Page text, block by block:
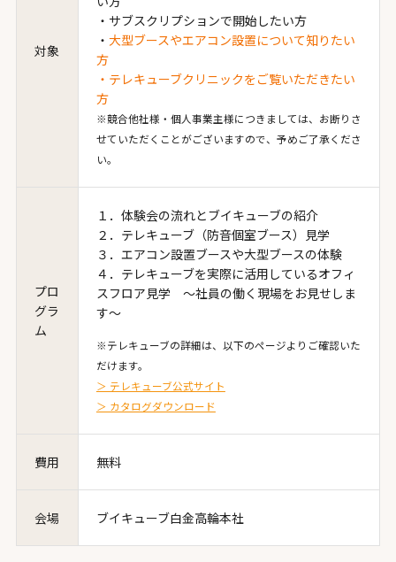
対象
・サブスクリプションで開始したい方
・ 大型ブースやエアコン設置について知りたい
方
・テレキューブクリニックをご覧いただきたい
方
※競合他社様・個人事業主様につきましては、お断りさ
せていただくことがございますので、予めご了承くださ
い。
プロ
グラ
ム
１．体験会の流れとブイキューブの紹介
２．テレキューブ（防音個室ブース）見学
３．エアコン設置ブースや大型ブースの体験
４．テレキューブを実際に活用しているオフィ
スフロア見学 ～社員の働く現場をお見せしま
す～
※テレキューブの詳細は、以下のページよりご確認いた
だけます。
＞ テレキューブ公式サイト
＞ カタログダウンロード
費用 無料
会場 ブイキューブ白金高輪本社